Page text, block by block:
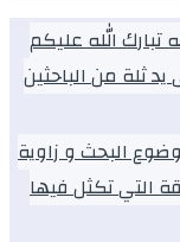
تبارك الله عليكم
ثلة من الباحثين
البحث و زاوية
التي تكثل فيها